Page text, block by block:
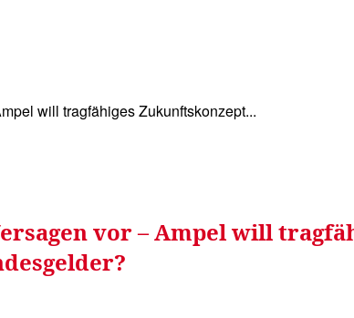
will tragfähiges Zukunftskonzept...
vor – Ampel will